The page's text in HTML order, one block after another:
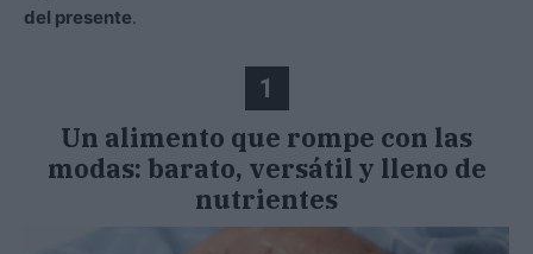
del presente.
1
Un alimento que rompe con las
modas: barato, versátil y lleno de
nutrientes